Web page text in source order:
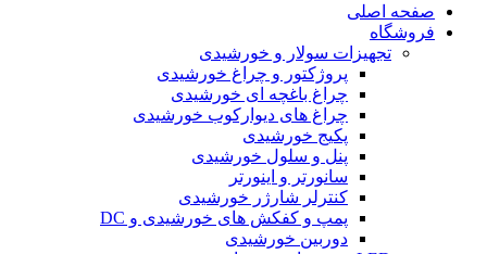
صفحه اصلی
فروشگاه
تجهیزات سولار و خورشیدی
پروژکتور و چراغ خورشیدی
چراغ باغچه ای خورشیدی
چراغ های دیوارکوب خورشیدی
پکیج خورشیدی
پنل و سلول خورشیدی
سانورتر و اینورتر
کنترلر شارژر خورشیدی
پمپ و کفکش های خورشیدی و DC
دوربین خورشیدی